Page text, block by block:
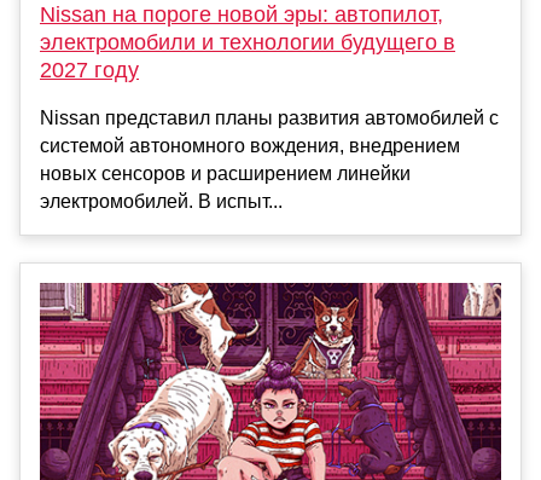
Nissan на пороге новой эры: автопилот,
электромобили и технологии будущего в
2027 году
Nissan представил планы развития автомобилей с
системой автономного вождения, внедрением
новых сенсоров и расширением линейки
электромобилей. В испыт...